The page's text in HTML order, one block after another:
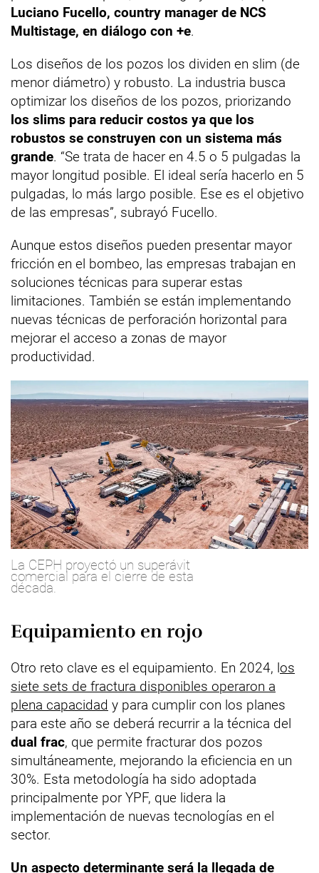
Luciano Fucello, country manager de NCS
Multistage, en diálogo con +e.
Los diseños de los pozos los dividen en slim (de
menor diámetro) y robusto. La industria busca
optimizar los diseños de los pozos, priorizando
los slims para reducir costos ya que los
robustos se construyen con un sistema más
grande. “Se trata de hacer en 4.5 o 5 pulgadas la
mayor longitud posible. El ideal sería hacerlo en 5
pulgadas, lo más largo posible. Ese es el objetivo
de las empresas”, subrayó Fucello.
Aunque estos diseños pueden presentar mayor
fricción en el bombeo, las empresas trabajan en
soluciones técnicas para superar estas
limitaciones. También se están implementando
nuevas técnicas de perforación horizontal para
mejorar el acceso a zonas de mayor
productividad.
La CEPH proyectó un superávit
comercial para el cierre de esta
década.
Equipamiento en rojo
Otro reto clave es el equipamiento. En 2024, los
siete sets de fractura disponibles operaron a
plena capacidad y para cumplir con los planes
para este año se deberá recurrir a la técnica del
dual frac, que permite fracturar dos pozos
simultáneamente, mejorando la eficiencia en un
30%. Esta metodología ha sido adoptada
principalmente por YPF, que lidera la
implementación de nuevas tecnologías en el
sector.
Un aspecto determinante será la llegada de